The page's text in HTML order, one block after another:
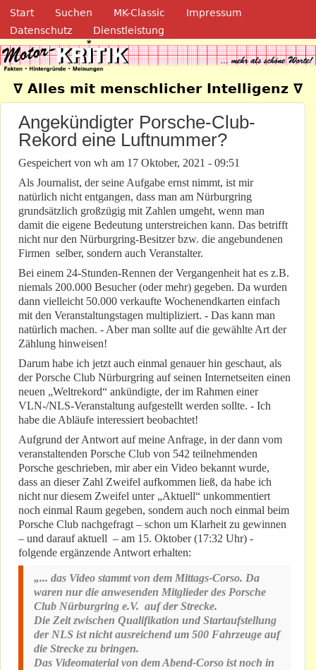
Direkt zum Inhalt
Navigation
Start Suchen MK-Classic
Impressum
Datenschutz
Dienstleistung
Motor-Kritik.de
∇ Alles mit menschlicher Intelligenz ∇
Angekündigter Porsche-Club-
Rekord eine Luftnummer?
Gespeichert von wh am 17 Oktober, 2021 - 09:51
Als Journalist, der seine Aufgabe ernst nimmt, ist mir
natürlich nicht entgangen, dass man am Nürburgring
grundsätzlich großzügig mit Zahlen umgeht, wenn man
damit die eigene Bedeutung unterstreichen kann. Das betrifft
nicht nur den Nürburgring-Besitzer bzw. die angebundenen
Firmen selber, sondern auch Veranstalter.
Bei einem 24-Stunden-Rennen der Vergangenheit hat es z.B.
niemals 200.000 Besucher (oder mehr) gegeben. Da wurden
dann vielleicht 50.000 verkaufte Wochenendkarten einfach
mit den Veranstaltungstagen multipliziert. - Das kann man
natürlich machen. - Aber man sollte auf die gewählte Art der
Zählung hinweisen!
Darum habe ich jetzt auch einmal genauer hin geschaut, als
der Porsche Club Nürburgring auf seinen Internetseiten einen
neuen „Weltrekord“ ankündigte, der im Rahmen einer
VLN-/NLS-Veranstaltung aufgestellt werden sollte. - Ich
habe die Abläufe interessiert beobachtet!
Aufgrund der Antwort auf meine Anfrage, in der dann vom
veranstaltenden Porsche Club von 542 teilnehmenden
Porsche geschrieben, mir aber ein Video bekannt wurde,
dass an dieser Zahl Zweifel aufkommen ließ, da habe ich
nicht nur diesem Zweifel unter „Aktuell“ unkommentiert
noch einmal Raum gegeben, sondern auch noch einmal beim
Porsche Club nachgefragt – schon um Klarheit zu gewinnen
– und darauf aktuell – am 15. Oktober (17:32 Uhr) -
folgende ergänzende Antwort erhalten:
„... das Video stammt von dem Mittags-Corso. Da
waren nur die anwesenden Mitglieder des Porsche
Club Nürburgring e.V. auf der Strecke.
Die Zeit zwischen Qualifikation und Startaufstellung
der NLS ist nicht ausreichend um 500 Fahrzeuge auf
die Strecke zu bringen.
Das Videomaterial von dem Abend-Corso ist noch in